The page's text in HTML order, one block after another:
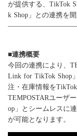
メールでのお
が提供する、TikTok
k Shop」との連携を開
■連携概要
今回の連携により、
Link for TikTok Shop
注・在庫情報を
TEMPOSTARユーザ
op」とシームレスに
が可能となります。